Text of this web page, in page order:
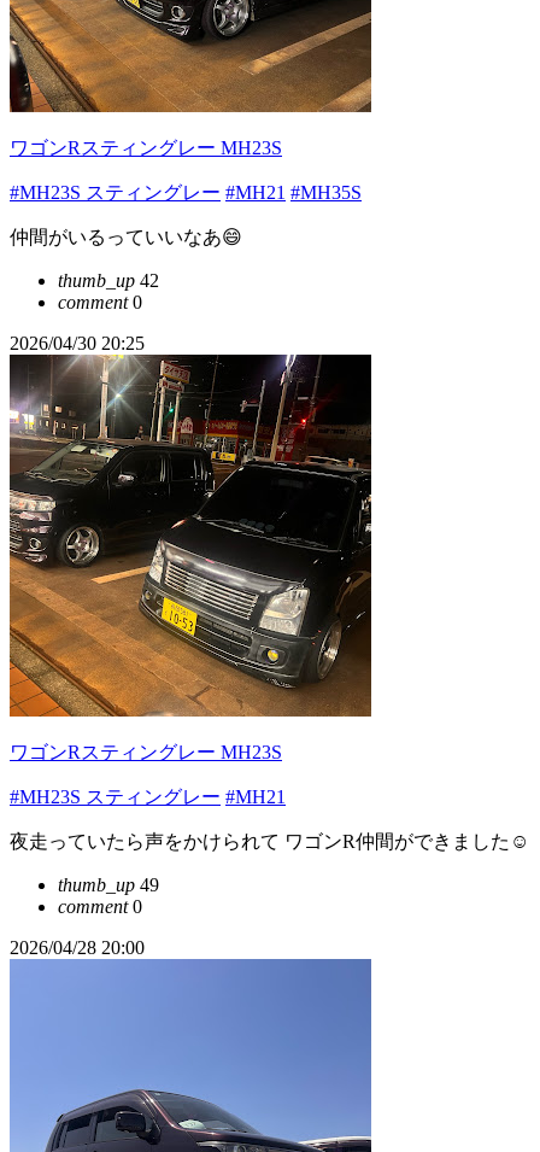
ワゴンRスティングレー MH23S
#MH23S スティングレー #MH21 #MH35S
仲間がいるっていいなあ😄
thumb_up 42
comment0
2026/04/30 20:25
ワゴンRスティングレー MH23S
#MH23S スティングレー #MH21
夜走っていたら声をかけられて ワゴンR仲間ができました☺️
thumb_up 49
comment0
2026/04/28 20:00